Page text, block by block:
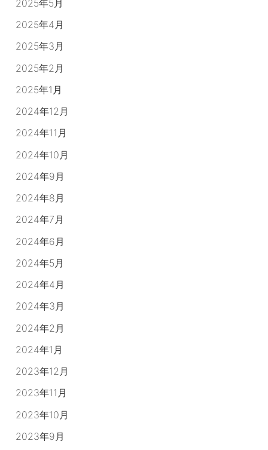
2025年5月
2025年4月
2025年3月
2025年2月
2025年1月
2024年12月
2024年11月
2024年10月
2024年9月
2024年8月
2024年7月
2024年6月
2024年5月
2024年4月
2024年3月
2024年2月
2024年1月
2023年12月
2023年11月
2023年10月
2023年9月